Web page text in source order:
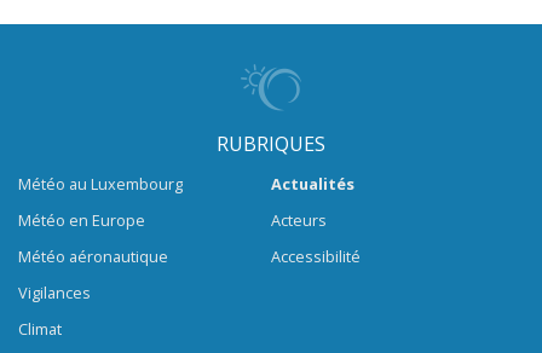
RUBRIQUES
Météo au Luxembourg
Météo en Europe
Météo aéronautique
Vigilances
Climat
Actualités
Acteurs
Accessibilité